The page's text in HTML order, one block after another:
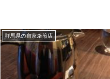
群馬県の自家焙煎店